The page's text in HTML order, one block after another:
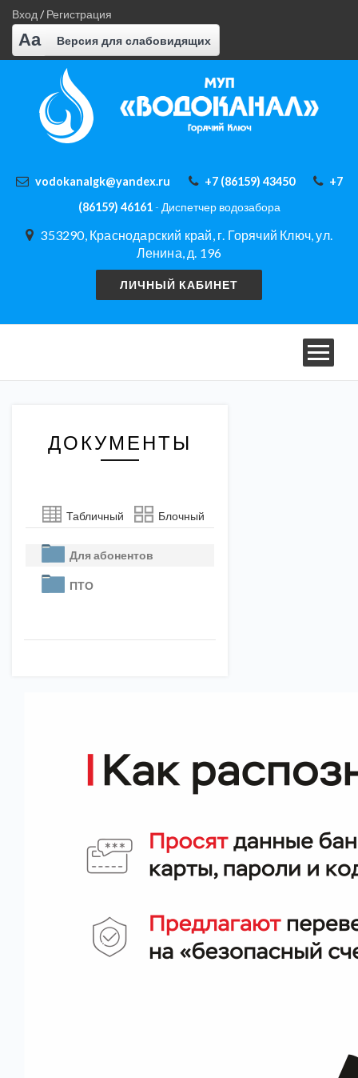
Aa Версия для слабовидящих
Вход / Регистрация
vodokanalgk@yandex.ru +7 (86159) 43450
+7
(86159) 46161- Диспетчер водозабора
353290, Краснодарский край, г. Горячий Ключ, ул.
Ленина, д. 196
ДОКУМЕНТЫ
Табличный Блочный
Для абонентов
ПТО